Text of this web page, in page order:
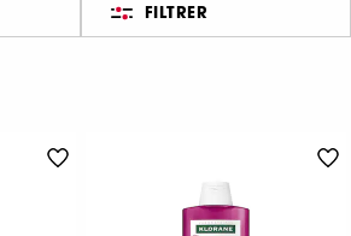
FILTRER